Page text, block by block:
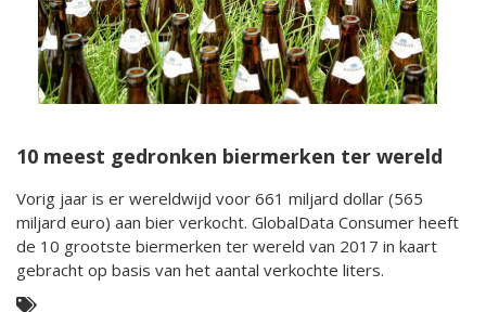
10 meest gedronken biermerken ter wereld
Vorig jaar is er wereldwijd voor 661 miljard dollar (565
miljard euro) aan bier verkocht. GlobalData Consumer heeft
de 10 grootste biermerken ter wereld van 2017 in kaart
gebracht op basis van het aantal verkochte liters.